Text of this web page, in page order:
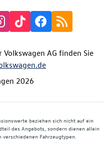
AG finden Sie
2026
beziehen sich nicht auf ein
des Angebots, sondern dienen allein
Fahrzeugtypen.